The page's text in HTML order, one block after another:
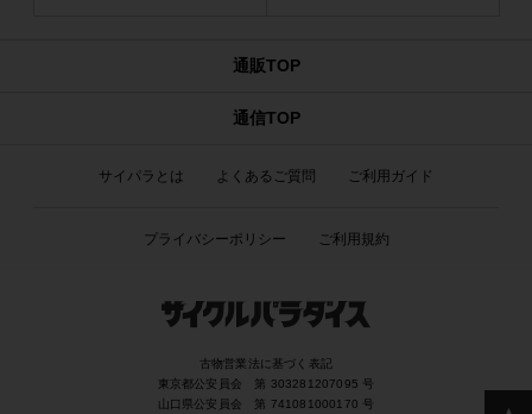
通販TOP
通信TOP
サイパラとは よくあるご質問 ご利用ガイド
プライバシーポリシー ご利用規約
古物営業法に基づく表記
東京都公安員会 第 303281207095 号
山口県公安員会 第 741081000170 号